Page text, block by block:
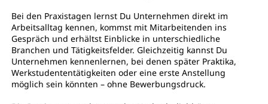
Bei den Praxistagen lernst Du Unternehmen direkt im
Arbeitsalltag kennen, kommst mit Mitarbeitenden ins
Gespräch und erhältst Einblicke in unterschiedliche
Branchen und Tätigkeitsfelder. Gleichzeitig kannst Du
Unternehmen kennenlernen, bei denen später Praktika,
Werkstudententätigkeiten oder eine erste Anstellung
möglich sein könnten – ohne Bewerbungsdruck.